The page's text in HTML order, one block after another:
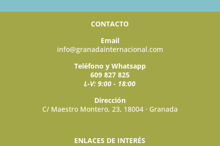
CONTACTO
Email
info@granadainternacional.com
Teléfono y Whatsapp
609 827 825
L-V: 9:00 - 18:00
Dirección
C/ Maestro Montero, 23, 18004 · Granada
ENLACES DE INTERÉS